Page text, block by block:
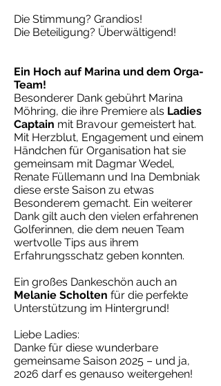
Die Stimmung? Grandios!
Die Beteiligung? Überwältigend!
Ein Hoch auf Marina und dem Orga-
Team!
Besonderer Dank gebührt Marina
Möhring, die ihre Premiere als Ladies
Captain mit Bravour gemeistert hat.
Mit Herzblut, Engagement und einem
Händchen für Organisation hat sie
gemeinsam mit Dagmar Wedel,
Renate Füllemann und Ina Dembniak
diese erste Saison zu etwas
Besonderem gemacht. Ein weiterer
Dank gilt auch den vielen erfahrenen
Golferinnen, die dem neuen Team
wertvolle Tips aus ihrem
Erfahrungsschatz geben konnten.
Ein großes Dankeschön auch an
Melanie Scholten für die perfekte
Unterstützung im Hintergrund!
Liebe Ladies:
Danke für diese wunderbare
gemeinsame Saison 2025 – und ja,
2026 darf es genauso weitergehen!